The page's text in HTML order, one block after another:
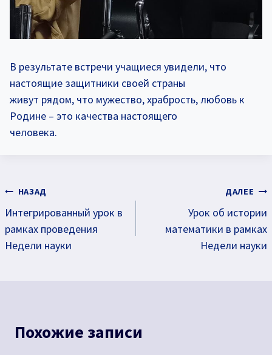
В результате встречи учащиеся увидели, что
настоящие защитники своей страны
живут рядом, что мужество, храбрость, любовь к
Родине – это качества настоящего
человека.
Навигация
по
записям
НАЗАД
Интегрированный урок в
рамках проведения
Недели науки
ДАЛЕЕ
Урок об истории
математики в рамках
Недели науки
Похожие записи